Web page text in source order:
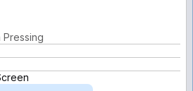
Pressing